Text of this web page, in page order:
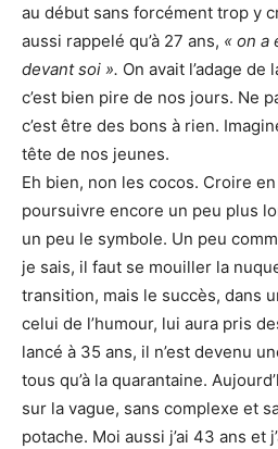
au début sans forcément trop y
aussi rappelé qu’à 27 ans, « on a
devant soi ». On avait l’adage de
c’est bien pire de nos jours. Ne
c’est être des bons à rien.
tête de nos jeunes.
Eh bien, non les cocos. Croire
poursuivre encore un peu plus
un peu le symbole. Un peu
je sais, il faut se mouiller la
transition, mais le succès, dans
celui de l’humour, lui aura pris
lancé à 35 ans, il n’est devenu
tous qu’à la quarantaine.
sur la vague, sans complexe et
potache. Moi aussi j’ai 43 ans et